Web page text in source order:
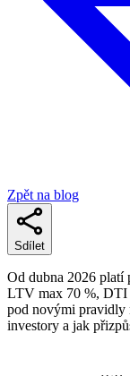
Zpět na blog
Sdílet
Od dubna 2026 platí
LTV max 70 %, DTI
pod novými pravidly
investory a jak